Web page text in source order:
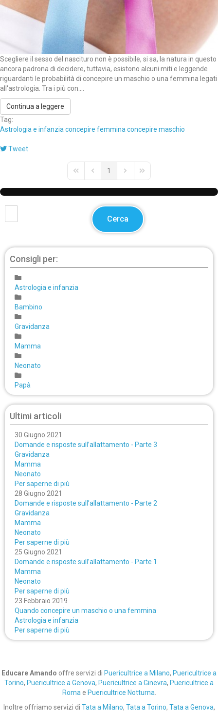
Scegliere il sesso del nascituro non è possibile, si sa, la natura in questo
ancora padrona di decidere, tuttavia, esistono alcuni miti e leggende
riguardanti le probabilità di concepire un maschio o una femmina legati
all'astrologia. Tra i più con....
Continua a leggere
Tag:
Astrologia e infanzia concepire femmina concepire maschio
Tweet
First PagePrevious Page
1
Next PageLast Page
Cerca
Consigli per:
Astrologia e infanzia
Bambino
Gravidanza
Mamma
Neonato
Papà
Ultimi articoli
30 Giugno 2021
Domande e risposte sull’allattamento - Parte 3
Gravidanza
Mamma
Neonato
Per saperne di più
28 Giugno 2021
Domande e risposte sull’allattamento - Parte 2
Gravidanza
Mamma
Neonato
Per saperne di più
25 Giugno 2021
Domande e risposte sull’allattamento - Parte 1
Mamma
Neonato
Per saperne di più
23 Febbraio 2019
Quando concepire un maschio o una femmina
Astrologia e infanzia
Per saperne di più
Educare Amando offre servizi di Puericultrice a Milano, Puericultrice a
Torino, Puericultrice a Genova, Puericultrice a Ginevra, Puericultrice a
Roma e Puericultrice Notturna
Inoltre offriamo servizi di Tata a Milano, Tata a Torino, Tata a Genova,